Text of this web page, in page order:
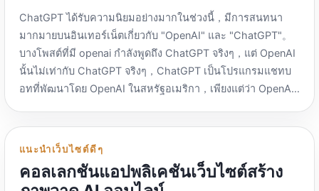
โทรเลข：https://t.me/Kirsch1 VISA MasterCard สามารถผูก
กับการใช้งาน Alipay และ WeChat ได้。 มาเพย์กันเถอะ：
http://Letspay.cc/ รหัสเชิญ：ZI3232，ช่องทางการเติมเงิน
ทั่วโลกไม่จำกัด：ค่าธรรมเนียมการฝาก USDT：ไม่มีค่า
ธรรมเนียมในการเปิดบัตร：138สกุลเงินของคุณ：ดอลลาร์
ฮ่องกง HKD 2% สำหรับการบริโภคนอกฮ่องกง： ค่าธรรมเนียม
รายปี 10U ชำระล่วงหน้าสำหรับการเปิดการ์ดกลุ่มโทรเลข：
https://t.me/LetsPayhk บริการลูกค้าโทรเลข：
https://t.me/Ziqing2001 THPay：https://www.thpay.org/
ค่าธรรมเนียมการเปิดบัตร：100U ระยะเวลาที่ถูกต้อง：5ค่า
ฝ่ายบริการลูกค้าเกี่ยวกับช่องทางการบริโภคเฉพาะที่มีสำหรับ
การ์ดเสมือน。 ทำได้เพียงชำระเงินแต่ไม่สามารถรับการชำระ
เงินได้ โดยปกติจะเรียกว่าการ์ด U，ส่วนใหญ่สามารถชาร์จได้
โดยใช้ UDST หรือ UDSC เท่านั้น，ไม่สามารถใช้สกุลเงินตาม
กฎหมายเพื่อเติมเงินได้
ChatGPT ได้รับความนิยมอย่างมากในช่วงนี้，มีการสนทนา
มากมายบนอินเทอร์เน็ตเกี่ยวกับ "OpenAI" และ "ChatGPT"。
บางโพสต์ที่มี openai กำลังพูดถึง ChatGPT จริงๆ，แต่ OpenAI
นั้นไม่เท่ากับ ChatGPT จริงๆ，ChatGPT เป็นโปรแกรมแชทบ
อทที่พัฒนาโดย OpenAI ในสหรัฐอเมริกา，เพียงแต่ว่า OpenAI
ChatGPT，และเอฟเฟกต์หลังจากทำให้เนื้อหาง่ายขึ้น：
ChatGPT คือโมเดลภาษาที่ใช้โครงข่ายประสาทเทียม，มีการ
สร้างข้อความที่ยอดเยี่ยม、ความสามารถในการประมวลผล
ภาษาธรรมชาติ เช่น คำถามและคำตอบ และบทสนทนา。ใช้
แนะนำเว็บไซต์ดีๆ
คอลเลกชันแอปพลิเคชันเว็บไซต์สร้าง